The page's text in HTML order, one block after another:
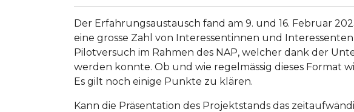
Der Erfahrungsaustausch fand am 9. und 16. Februar
eine grosse Zahl von Interessentinnen und
Pilotversuch im Rahmen des NAP, welcher dank der
werden konnte. Ob und wie regelmässig dieses Format
Es gilt noch einige Punkte zu klären.
Kann die Präsentation des Projektstands das